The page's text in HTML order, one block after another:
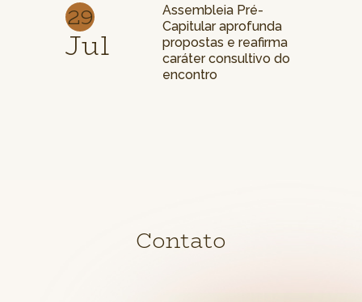
29
Jul
Assembleia Pré-
Capitular aprofunda
propostas e reafirma
caráter consultivo do
encontro
Contato